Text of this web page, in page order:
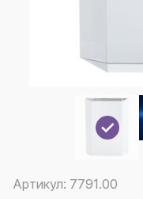
Артикул: 7791.00